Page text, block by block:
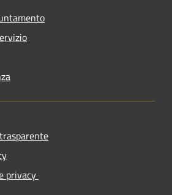
privacy